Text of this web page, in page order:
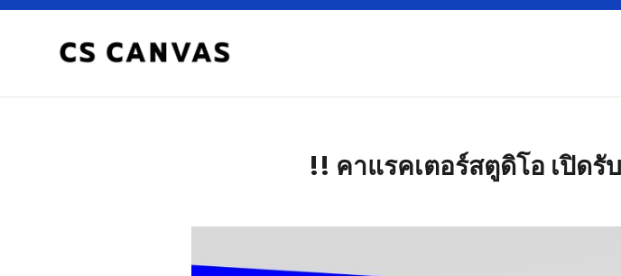
Skip
!! คาแรคเตอร์สตูดิโอ เปิด